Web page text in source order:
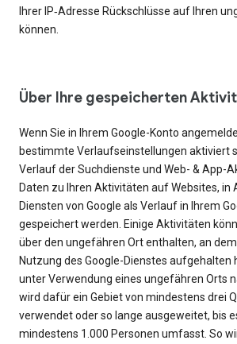
Ihrer IP‑Adresse Rückschlüsse auf Ihren
können.
Über Ihre gespeicherten
Wenn Sie in Ihrem Google-Konto
bestimmte Verlaufseinstellungen aktiviert
Verlauf der Suchdienste und Web- & App-
Daten zu Ihren Aktivitäten auf Websites, in
Diensten von Google als Verlauf in Ihrem
gespeichert werden. Einige Aktivitäten
über den ungefähren Ort enthalten, an
Nutzung des Google-Dienstes aufgehalten
unter Verwendung eines ungefähren Orts
wird dafür ein Gebiet von mindestens drei
verwendet oder so lange ausgeweitet, bis
mindestens 1.000 Personen umfasst. So